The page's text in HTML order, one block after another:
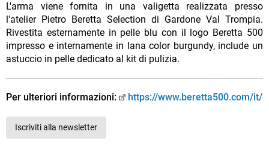
L'arma viene fornita in una valigetta realizzata presso
l'atelier Pietro Beretta Selection di Gardone Val Trompia.
Rivestita esternamente in pelle blu con il logo Beretta 500
impresso e internamente in lana color burgundy, include un
astuccio in pelle dedicato al kit di pulizia.
Per ulteriori informazioni: https://www.beretta500.com/it/
Iscriviti alla newsletter